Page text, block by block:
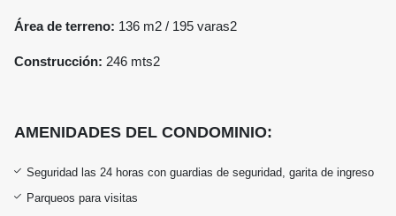
Área de terreno: 136 m2 / 195 varas2
Construcción: 246 mts2
AMENIDADES DEL CONDOMINIO:
Seguridad las 24 horas con guardias de seguridad, garita de ingreso
Parqueos para visitas